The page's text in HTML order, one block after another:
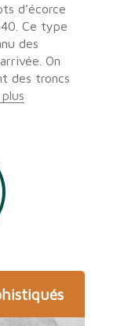
d’écorce
Ce type
des
On
des troncs